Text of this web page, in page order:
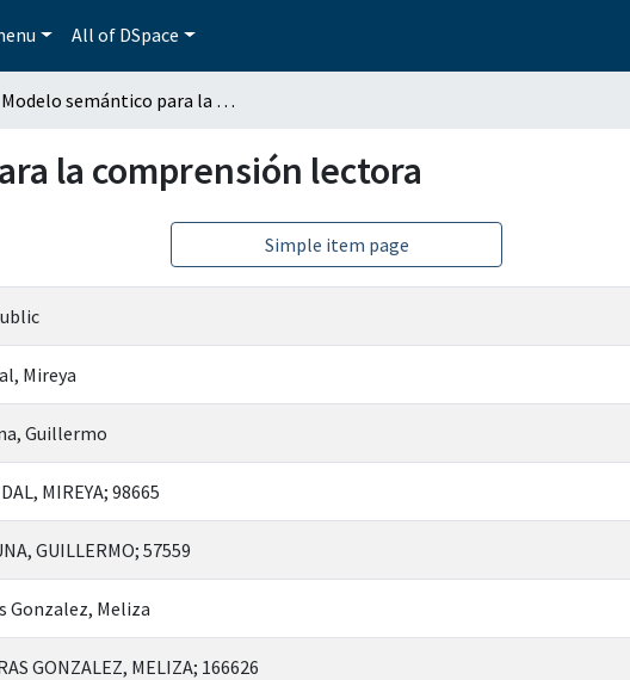
All of DSpace
Modelo semántico para la comprensión lectora
la comprensión lectora
Simple item page
Mireya
Guillermo
MIREYA; 98665
GUILLERMO; 57559
Gonzalez, Meliza
GONZALEZ, MELIZA; 166626